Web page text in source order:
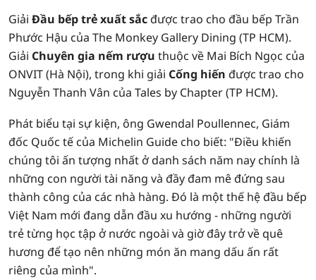
Giải Đầu bếp trẻ xuất sắcđược trao cho đầu bếp Trần
Phước Hậu của The Monkey Gallery Dining (TP HCM).
Giải Chuyên gia nếm rượu thuộc về Mai Bích Ngọc của
ONVIT (Hà Nội), trong khi giải Cống hiến được trao cho
Nguyễn Thanh Vân của Tales by Chapter (TP HCM).
Phát biểu tại sự kiện, ông Gwendal Poullennec, Giám
đốc Quốc tế của Michelin Guide cho biết: "Điều khiến
chúng tôi ấn tượng nhất ở danh sách năm nay chính là
những con người tài năng và đầy đam mê đứng sau
thành công của các nhà hàng. Đó là một thế hệ đầu bếp
Việt Nam mới đang dẫn đầu xu hướng - những người
trẻ từng học tập ở nước ngoài và giờ đây trở về quê
hương để tạo nên những món ăn mang dấu ấn rất
riêng của mình".